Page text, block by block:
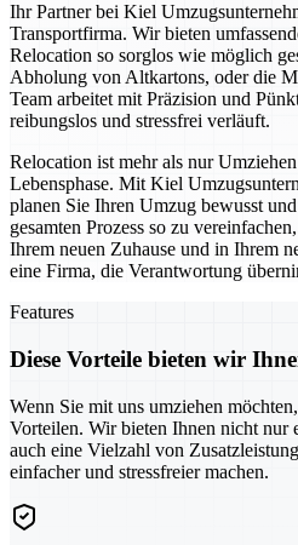
Ihr Partner bei Kiel
Transportfirma. Wir bieten
Relocation so sorglos wie möglich
Abholung von Altkartons, oder die
Team arbeitet mit Präzision und
reibungslos und stressfrei verläuft.
Relocation ist mehr als nur
Lebensphase. Mit Kiel
planen Sie Ihren Umzug bewusst
gesamten Prozess so zu
Ihrem neuen Zuhause und in Ihrem
eine Firma, die Verantwortung
Features
Diese Vorteile bieten wir
Wenn Sie mit uns umziehen
Vorteilen. Wir bieten Ihnen nicht nur
auch eine Vielzahl von
einfacher und stressfreier machen.